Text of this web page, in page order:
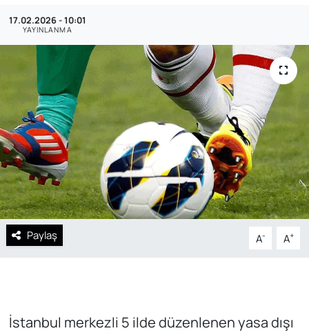
17.02.2026 - 10:01
YAYINLANMA
Paylaş A- A+
İstanbul merkezli 5 ilde düzenlenen yasa dışı